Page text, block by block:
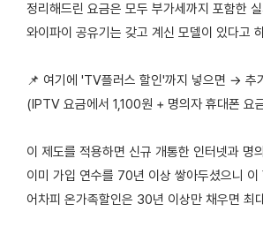
정리해드린 요금은 모두 부가세까지 포함한
와이파이 공유기는 갖고 계신 모델이 있다고
📌 여기에 'TV플러스 할인'까지 넣으면 → 추
(IPTV 요금에서 1,100원 + 명의자 휴대폰 요
이 제도를 적용하면 신규 개통한 인터넷과 명
이미 가입 연수를 70년 이상 쌓아두셨으니
어차피 온가족할인은 30년 이상만 채우면 최